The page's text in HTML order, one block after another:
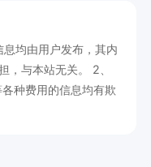
地项目出差，若您
均由用户发布，其内
，与本站无关。 2、
种费用的信息均有欺